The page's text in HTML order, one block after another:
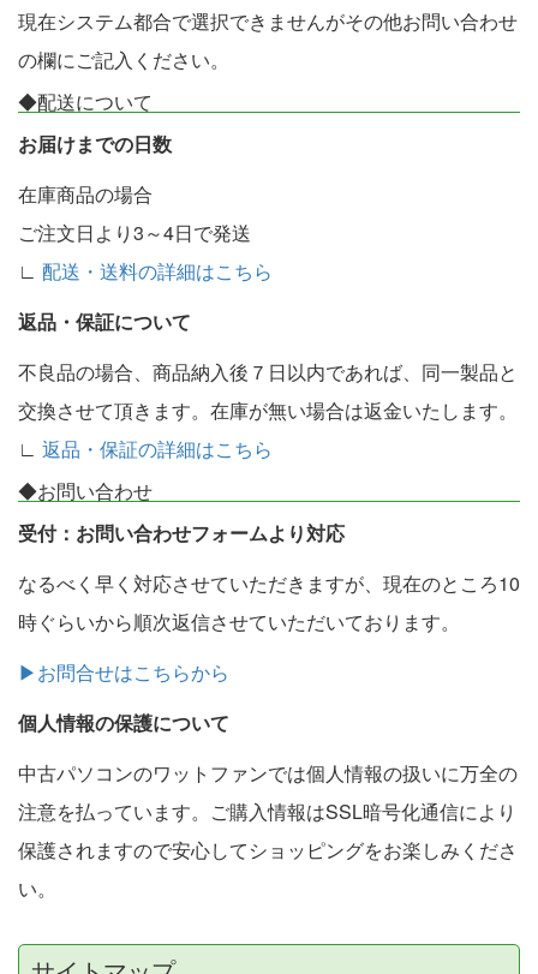
現在システム都合で選択できませんがその他お問い合わせ
の欄にご記入ください。
◆配送について
お届けまでの日数
在庫商品の場合
ご注文日より3～4日で発送
∟ 配送・送料の詳細はこちら
返品・保証について
不良品の場合、商品納入後７日以内であれば、同一製品と
交換させて頂きます。在庫が無い場合は返金いたします。
∟ 返品・保証の詳細はこちら
◆お問い合わせ
受付：お問い合わせフォームより対応
なるべく早く対応させていただきますが、現在のところ10
時ぐらいから順次返信させていただいております。
▶お問合せはこちらから
個人情報の保護について
中古パソコンのワットファンでは個人情報の扱いに万全の
注意を払っています。ご購入情報はSSL暗号化通信により
保護されますので安心してショッピングをお楽しみくださ
い。